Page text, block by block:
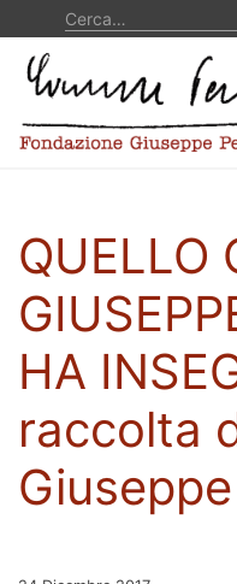
Vai al contenuto
QUELLO
HA
raccolta